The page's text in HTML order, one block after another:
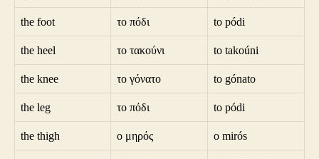
the foot το πόδι to pódi
the heel το τακούνι to takoúni
the knee το γόνατο to gónato
the leg το πόδι to pódi
the thigh ο μηρός o mirós